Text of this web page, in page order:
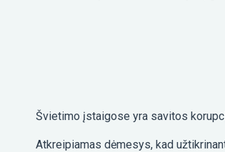
Švietimo įstaigose yra savitos
Atkreipiamas dėmesys, kad